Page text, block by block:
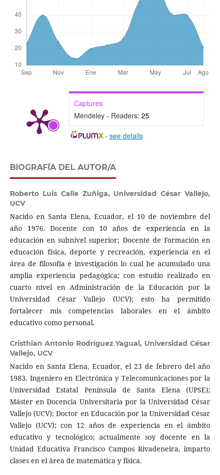
Captures
Mendeley - Readers: 25
- see details
BIOGRAFÍA DEL AUTOR/A
Roberto Luis Calle Zuñiga, Universidad César Vallejo,
UCV
Nacido en Santa Elena, Ecuador, el 10 de noviembre del
año 1976. Docente con 10 años de experiencia en la
educación en subnivel superior; Docente de Formación en
educación física, deporte y recreación, experiencia en el
área de filosofía e investigación lo cual he acumulado una
amplia experiencia pedagógica; con estudio realizado en
cuarto nivel en Administración de la Educación por la
Universidad César Vallejo (UCV); esto ha permitido
fortalecer mis competencias laborales en el ámbito
educativo como personal.
Cristhian Antonio Rodríguez Yagual, Universidad César
Vallejo, UCV
Nacido en Santa Elena, Ecuador, el 23 de febrero del año
1983. Ingeniero en Electrónica y Telecomunicaciones por la
Universidad Estatal Península de Santa Elena (UPSE);
Máster en Docencia Universitaria por la Universidad César
Vallejo (UCV); Doctor en Educación por la Universidad César
Vallejo (UCV); con 12 años de experiencia en el ámbito
educativo y tecnológico; actualmente soy docente en la
Unidad Educativa Francisco Campos Rivadeneira, imparto
clases en el área de matemática y física.